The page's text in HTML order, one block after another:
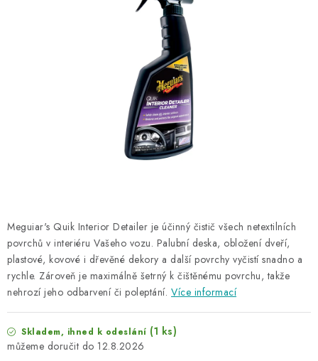
Věrnostní program
Všeobecné obchodní podmínky
Podmínky ochrany osobních údajů
Mapa serveru
Meguiar's Quik Interior Detailer je účinný čistič všech netextilních
povrchů v interiéru Vašeho vozu. Palubní deska, obložení dveří,
plastové, kovové i dřevěné dekory a další povrchy vyčistí snadno a
rychle. Zároveň je maximálně šetrný k čištěnému povrchu, takže
nehrozí jeho odbarvení či poleptání. Více informací
Skladem, ihned k odeslání (1 ks)
12.8.2026